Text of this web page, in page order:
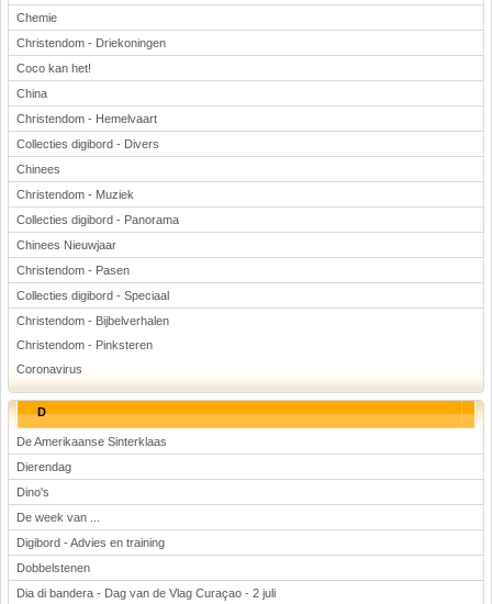
Chemie
Christendom - Driekoningen
Coco kan het!
China
Christendom - Hemelvaart
Collecties digibord - Divers
Chinees
Christendom - Muziek
Collecties digibord - Panorama
Chinees Nieuwjaar
Christendom - Pasen
Collecties digibord - Speciaal
Christendom - Bijbelverhalen
Christendom - Pinksteren
Coronavirus
D
De Amerikaanse Sinterklaas
Dierendag
Dino's
De week van ...
Digibord - Advies en training
Dobbelstenen
Dia di bandera - Dag van de Vlag Curaçao - 2 juli